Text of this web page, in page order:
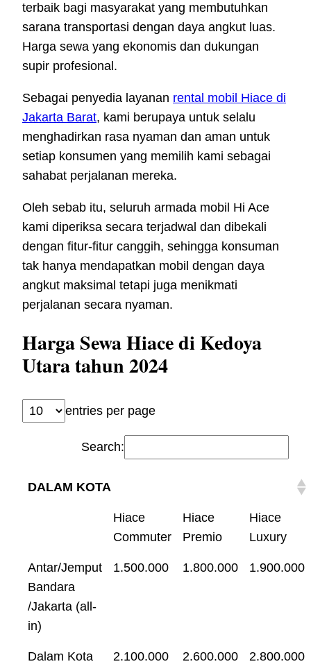
terbaik bagi masyarakat yang membutuhkan
sarana transportasi dengan daya angkut luas.
Harga sewa yang ekonomis dan dukungan
supir profesional.
Sebagai penyedia layanan rental mobil Hiace di
Jakarta Barat, kami berupaya untuk selalu
menghadirkan rasa nyaman dan aman untuk
setiap konsumen yang memilih kami sebagai
sahabat perjalanan mereka.
Oleh sebab itu, seluruh armada mobil Hi Ace
kami diperiksa secara terjadwal dan dibekali
dengan fitur-fitur canggih, sehingga konsuman
tak hanya mendapatkan mobil dengan daya
angkut maksimal tetapi juga menikmati
perjalanan secara nyaman.
Harga Sewa Hiace di Kedoya
Utara tahun 2024
entries per page
Search:
DALAM KOTA
Hiace
Commuter
Hiace
Premio
Hiace
Luxury
Antar/Jemput
Bandara
/Jakarta (all-
in)
1.500.000 1.800.000 1.900.000
Dalam Kota
2.100.000 2.600.000 2.800.000